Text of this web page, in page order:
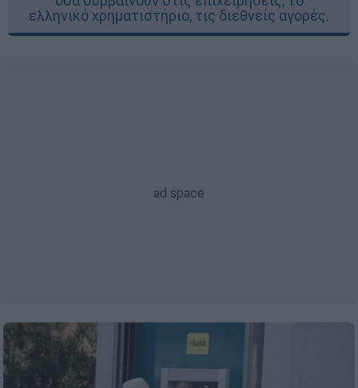
ελληνικό χρηματιστήριο, τις διεθνείς αγορές.